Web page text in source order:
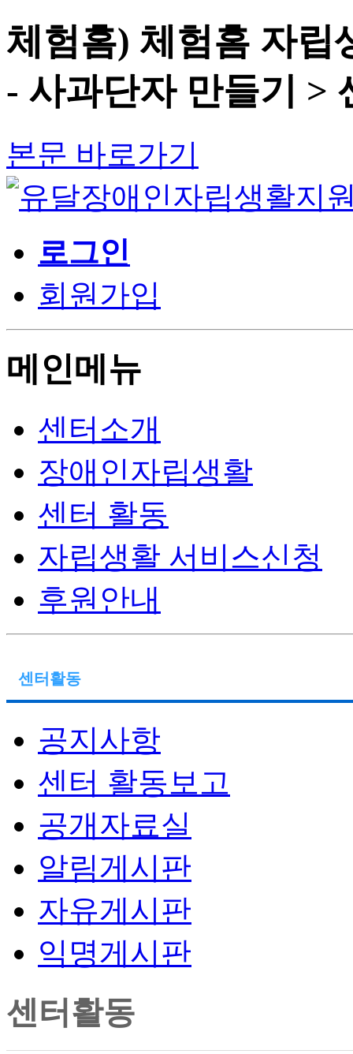
체험홈) 체험홈 자립
- 사과단자 만들기 >
본문 바로가기
로그인
회원가입
메인메뉴
센터소개
장애인자립생활
센터 활동
자립생활 서비스신청
후원안내
센터활동
공지사항
센터 활동보고
공개자료실
알림게시판
자유게시판
익명게시판
센터활동